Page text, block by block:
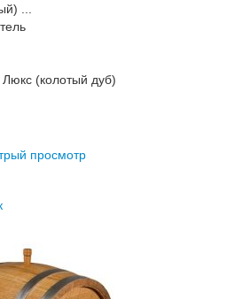
...
(колотый дуб)
просмотр